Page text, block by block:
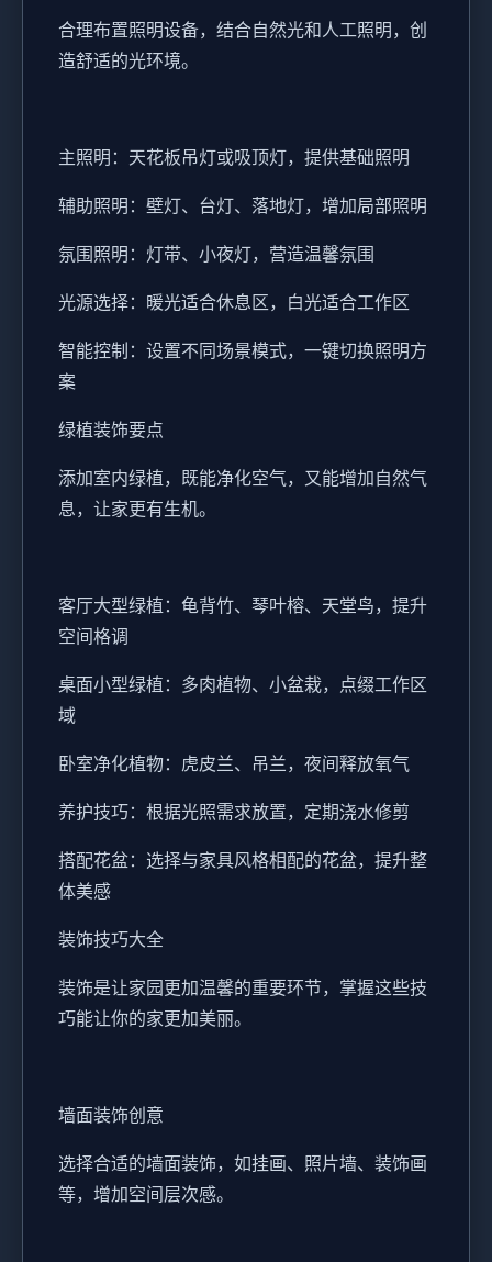
合理布置照明设备，结合自然光和人工照明，创
造舒适的光环境。
主照明：天花板吊灯或吸顶灯，提供基础照明
辅助照明：壁灯、台灯、落地灯，增加局部照明
氛围照明：灯带、小夜灯，营造温馨氛围
光源选择：暖光适合休息区，白光适合工作区
智能控制：设置不同场景模式，一键切换照明方
案
绿植装饰要点
添加室内绿植，既能净化空气，又能增加自然气
息，让家更有生机。
客厅大型绿植：龟背竹、琴叶榕、天堂鸟，提升
空间格调
桌面小型绿植：多肉植物、小盆栽，点缀工作区
域
卧室净化植物：虎皮兰、吊兰，夜间释放氧气
养护技巧：根据光照需求放置，定期浇水修剪
搭配花盆：选择与家具风格相配的花盆，提升整
体美感
装饰技巧大全
装饰是让家园更加温馨的重要环节，掌握这些技
巧能让你的家更加美丽。
墙面装饰创意
选择合适的墙面装饰，如挂画、照片墙、装饰画
等，增加空间层次感。